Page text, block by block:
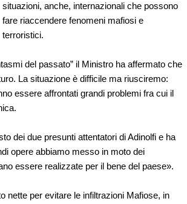
situazioni, anche, internazionali che possono
fare riaccendere fenomeni mafiosi e
terroristici.
del passato” il Ministro ha affermato che
La situazione è difficile ma riusciremo:
essere affrontati grandi problemi fra cui il
dei due presunti attentatori di Adinolfi e ha
opere abbiamo messo in moto dei
essere realizzate per il bene del paese».
nette per evitare le infiltrazioni Mafiose, in